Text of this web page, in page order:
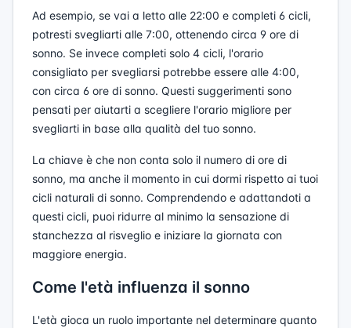
Ad esempio, se vai a letto alle 22:00 e completi 6 cicli,
potresti svegliarti alle 7:00, ottenendo circa 9 ore di
sonno. Se invece completi solo 4 cicli, l'orario
consigliato per svegliarsi potrebbe essere alle 4:00,
con circa 6 ore di sonno. Questi suggerimenti sono
pensati per aiutarti a scegliere l'orario migliore per
svegliarti in base alla qualità del tuo sonno.
La chiave è che non conta solo il numero di ore di
sonno, ma anche il momento in cui dormi rispetto ai tuoi
cicli naturali di sonno. Comprendendo e adattandoti a
questi cicli, puoi ridurre al minimo la sensazione di
stanchezza al risveglio e iniziare la giornata con
maggiore energia.
Come l'età influenza il sonno
L'età gioca un ruolo importante nel determinare quanto